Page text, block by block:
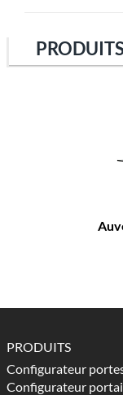
PRODUITS
Configurateur
Configurateur